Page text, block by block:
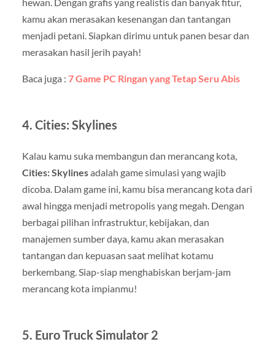
kamu akan merasakan kesenangan dan tantangan
menjadi petani. Siapkan dirimu untuk panen besar dan
merasakan hasil jerih payah!
Baca juga : 7 Game PC Ringan yang Tetap Seru Abis
4. Cities: Skylines
Kalau kamu suka membangun dan merancang kota,
Cities: Skylinesadalah game simulasi yang wajib
dicoba. Dalam game ini, kamu bisa merancang kota dari
awal hingga menjadi metropolis yang megah. Dengan
berbagai pilihan infrastruktur, kebijakan, dan
manajemen sumber daya, kamu akan merasakan
tantangan dan kepuasan saat melihat kotamu
berkembang. Siap-siap menghabiskan berjam-jam
merancang kota impianmu!
5. Euro Truck Simulator 2